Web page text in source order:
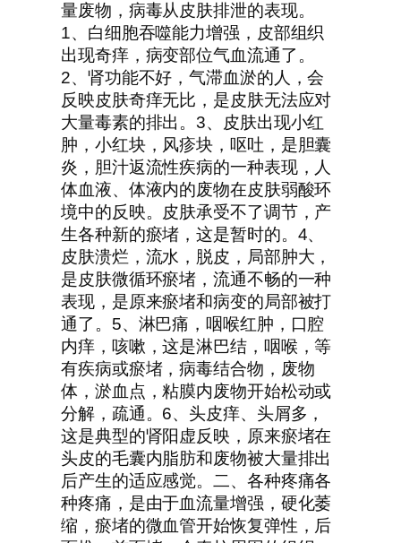
量废物，病毒从皮肤排泄的表现。
1、白细胞吞噬能力增强，皮部组织
出现奇痒，病变部位气血流通了。
2、肾功能不好，气滞血淤的人，会
反映皮肤奇痒无比，是皮肤无法应对
大量毒素的排出。3、皮肤出现小红
肿，小红块，风疹块，呕吐，是胆囊
炎，胆汁返流性疾病的一种表现，人
体血液、体液内的废物在皮肤弱酸环
境中的反映。皮肤承受不了调节，产
生各种新的瘀堵，这是暂时的。4、
皮肤溃烂，流水，脱皮，局部肿大，
是皮肤微循环瘀堵，流通不畅的一种
表现，是原来瘀堵和病变的局部被打
通了。5、淋巴痛，咽喉红肿，口腔
内痒，咳嗽，这是淋巴结，咽喉，等
有疾病或瘀堵，病毒结合物，废物
体，淤血点，粘膜内废物开始松动或
分解，疏通。6、头皮痒、头屑多，
这是典型的肾阳虚反映，原来瘀堵在
头皮的毛囊内脂肪和废物被大量排出
后产生的适应感觉。二、各种疼痛各
种疼痛，是由于血流量增强，硬化萎
缩，瘀堵的微血管开始恢复弹性，后